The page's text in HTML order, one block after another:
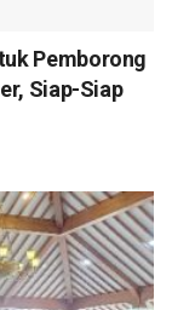
Pemborong
Siap-Siap